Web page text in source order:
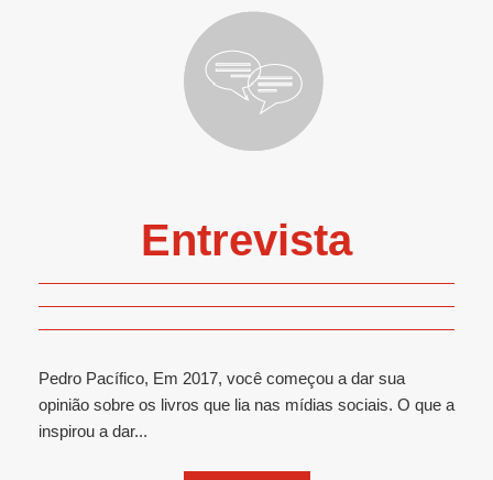
Entrevista
Pedro Pacífico, Em 2017, você começou a dar sua
opinião sobre os livros que lia nas mídias sociais. O que a
inspirou a dar...